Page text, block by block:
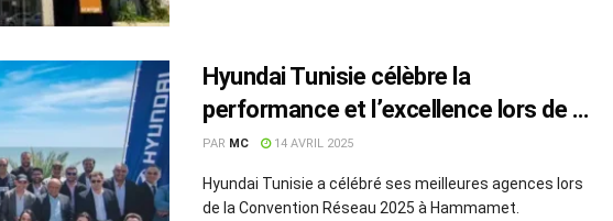
Hyundai Tunisie célèbre la
performance et l’excellence lors de sa
Convention Réseau 2025
PAR MC 14 AVRIL 2025
Hyundai Tunisie a célébré ses meilleures agences lors
de la Convention Réseau 2025 à Hammamet.